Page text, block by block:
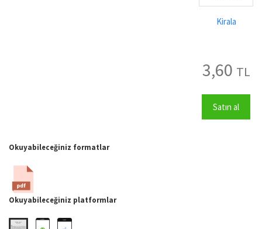
Kirala
3,60 TL
Satın al
Okuyabileceğiniz formatlar
Okuyabileceğiniz platformlar